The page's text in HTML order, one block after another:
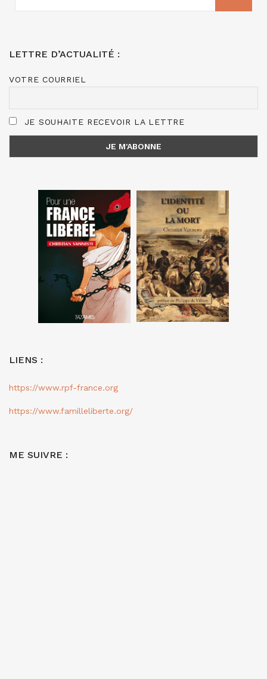
LETTRE D’ACTUALITÉ :
VOTRE COURRIEL
JE SOUHAITE RECEVOIR LA LETTRE
LIENS :
https://www.rpf-france.org
https://www.familleliberte.org/
ME SUIVRE :